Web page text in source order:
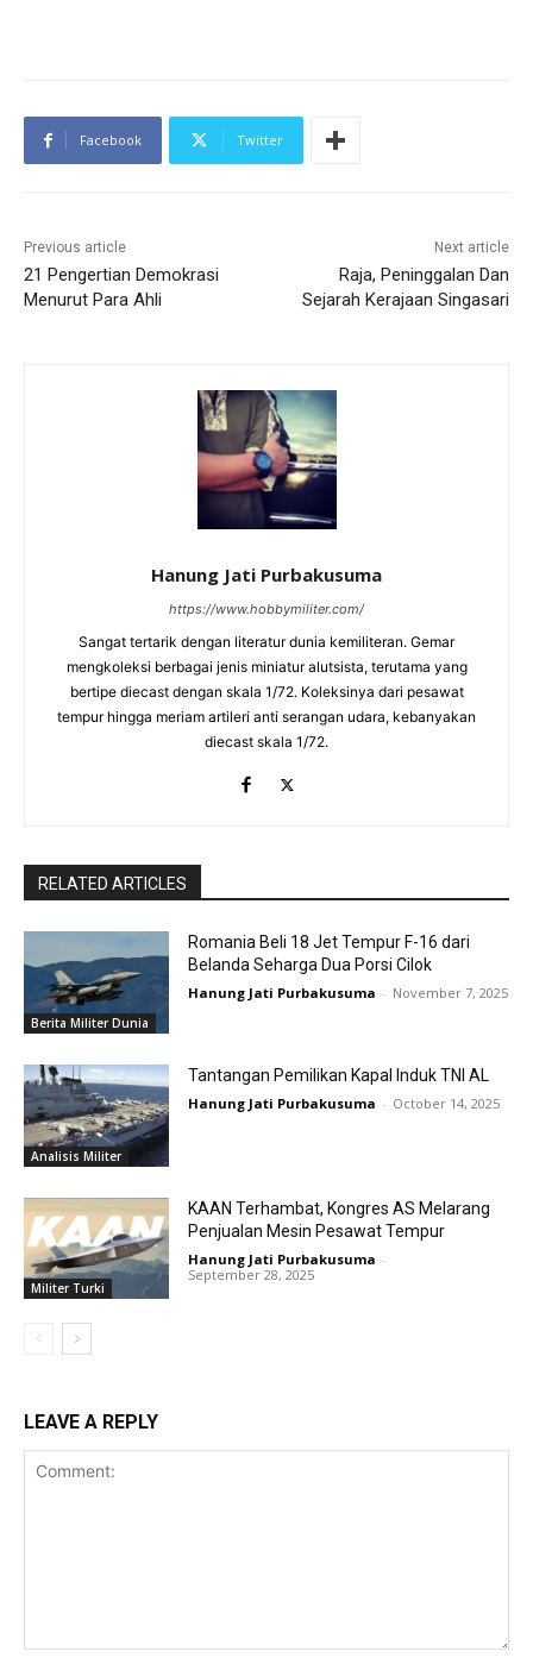
Facebook Twitter
Previous article
21 Pengertian Demokrasi
Menurut Para Ahli
Next article
Raja, Peninggalan Dan
Sejarah Kerajaan Singasari
Hanung Jati Purbakusuma
https://www.hobbymiliter.com/
Sangat tertarik dengan literatur dunia kemiliteran. Gemar
mengkoleksi berbagai jenis miniatur alutsista, terutama yang
bertipe diecast dengan skala 1/72. Koleksinya dari pesawat
tempur hingga meriam artileri anti serangan udara, kebanyakan
diecast skala 1/72.
RELATED ARTICLES
Berita Militer Dunia
Romania Beli 18 Jet Tempur F-16 dari
Belanda Seharga Dua Porsi Cilok
Hanung Jati Purbakusuma - November 7, 2025
Analisis Militer
Tantangan Pemilikan Kapal Induk TNI AL
Hanung Jati Purbakusuma - October 14, 2025
Militer Turki
KAAN Terhambat, Kongres AS Melarang
Penjualan Mesin Pesawat Tempur
Hanung Jati Purbakusuma -
September 28, 2025
LEAVE A REPLY